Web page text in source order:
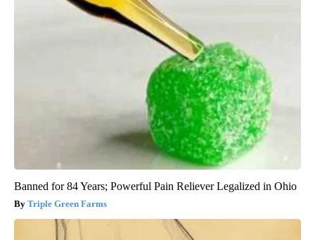
Banned for 84 Years; Powerful Pain Reliever Legalized in Ohio
Triple Green Farms